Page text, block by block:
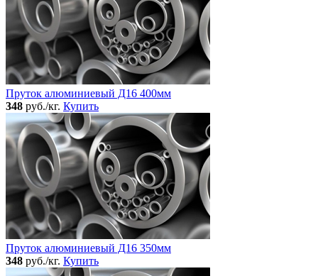
Пруток алюминиевый Д16 400мм
348 руб./кг. Купить
Пруток алюминиевый Д16 350мм
348 руб./кг. Купить